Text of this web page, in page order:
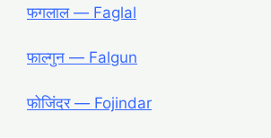
फगलाल — Faglal
फाल्गुन — Falgun
फोजिंदर ― Fojindar